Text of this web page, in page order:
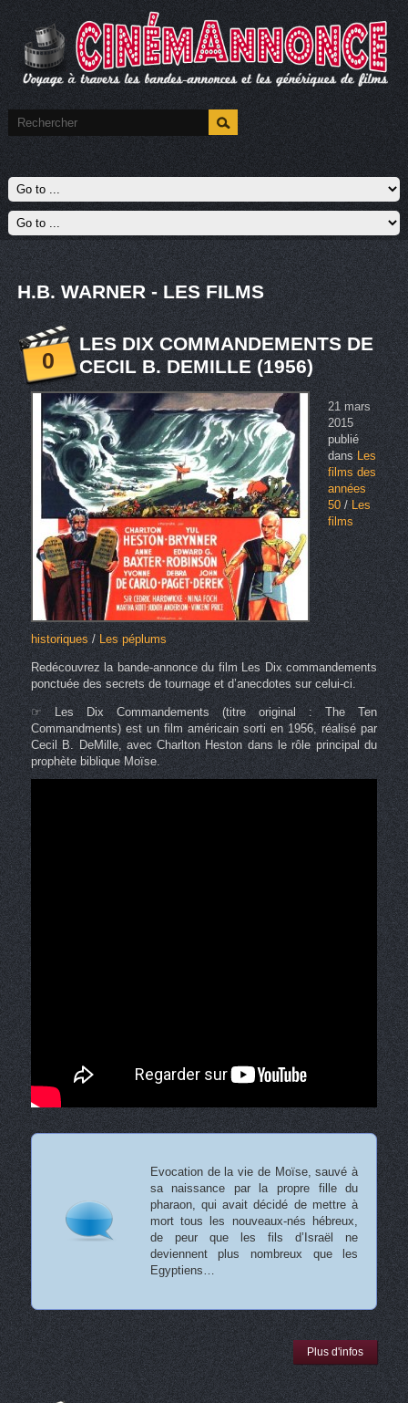
H.B. WARNER - LES FILMS
0
LES DIX COMMANDEMENTS DE
CECIL B. DEMILLE (1956)
21 mars
2015
publié
dansLes
films des
années
50/ Les
films
historiques/ Les péplums
Redécouvrez la bande-annonce du film Les Dix commandements
ponctuée des secrets de tournage et d’anecdotes sur celui-ci.
☞ Les Dix Commandements (titre original : The Ten
Commandments) est un film américain sorti en 1956, réalisé par
Cecil B. DeMille, avec Charlton Heston dans le rôle principal du
prophète biblique Moïse.
Evocation de la vie de Moïse, sauvé à
sa naissance par la propre fille du
pharaon, qui avait décidé de mettre à
mort tous les nouveaux-nés hébreux,
de peur que les fils d’Israël ne
deviennent plus nombreux que les
Egyptiens…
Plus d'infos